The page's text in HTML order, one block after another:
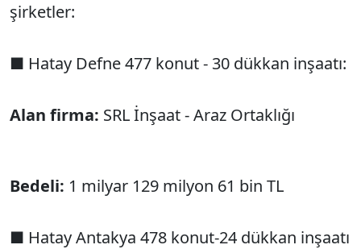
şirketler:
■ Hatay Defne 477 konut - 30 dükkan inşaatı:
Alan firma: SRL İnşaat - Araz Ortaklığı
Bedeli: 1 milyar 129 milyon 61 bin TL
■ Hatay Antakya 478 konut-24 dükkan inşaatı